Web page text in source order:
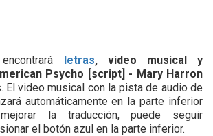
letras, video musical y
Psycho [script] - Mary Harron
El video musical con la pista de audio de
automáticamente en la parte inferior
la traducción, puede seguir
el botón azul en la parte inferior.